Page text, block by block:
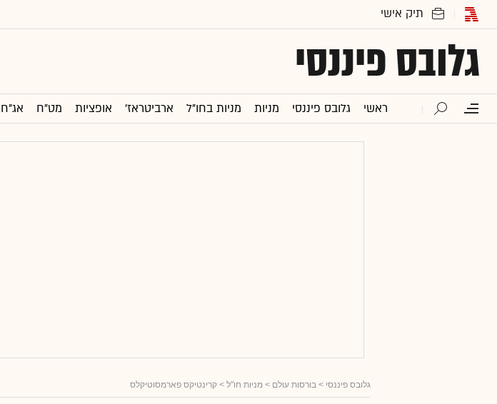
גלובס פיננסי
ראשי גלובס פיננסי מניות מניות בחו"ל ארביטראז' אופציות מט"ח אג"ח
גלובס פיננסי > בורסות עולם > מניות חו"ל > קרינטיקס פארמסוטיקלס